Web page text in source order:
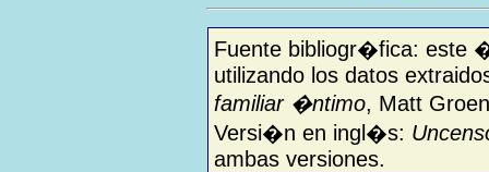
Fuente bibliogr�fica: este
utilizando los datos
familiar �ntimo, Matt
Versi�n en ingl�s:
ambas versiones.